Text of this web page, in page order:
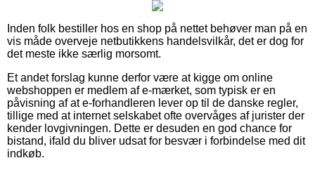
Inden folk bestiller hos en shop på nettet behøver man på en
vis måde overveje netbutikkens handelsvilkår, det er dog for
det meste ikke særlig morsomt.
Et andet forslag kunne derfor være at kigge om online
webshoppen er medlem af e-mærket, som typisk er en
påvisning af at e-forhandleren lever op til de danske regler,
tillige med at internet selskabet ofte overvåges af jurister der
kender lovgivningen. Dette er desuden en god chance for
bistand, ifald du bliver udsat for besvær i forbindelse med dit
indkøb.